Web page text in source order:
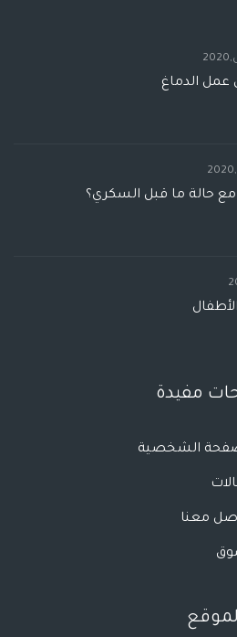
عمل الدماغ
حالة ما قبل السكري؟
مفيدة
الشخصية
معنا